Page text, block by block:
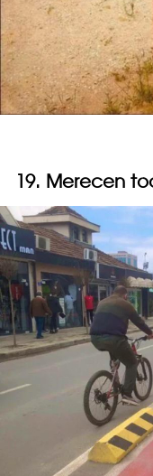
19. Merecen